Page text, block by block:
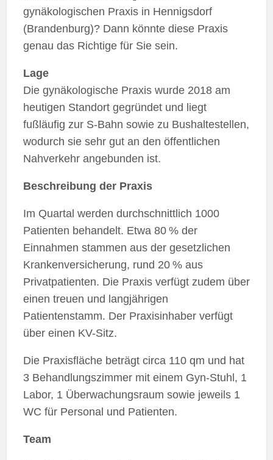
gynäkologischen Praxis in Hennigsdorf
(Brandenburg)? Dann könnte diese Praxis
genau das Richtige für Sie sein.
Lage
Die gynäkologische Praxis wurde 2018 am
heutigen Standort gegründet und liegt
fußläufig zur S-Bahn sowie zu Bushaltestellen,
wodurch sie sehr gut an den öffentlichen
Nahverkehr angebunden ist.
Beschreibung der Praxis
Im Quartal werden durchschnittlich 1000
Patienten behandelt. Etwa 80 % der
Einnahmen stammen aus der gesetzlichen
Krankenversicherung, rund 20 % aus
Privatpatienten. Die Praxis verfügt zudem über
einen treuen und langjährigen
Patientenstamm. Der Praxisinhaber verfügt
über einen KV-Sitz.
Die Praxisfläche beträgt circa 110 qm und hat
3 Behandlungszimmer mit einem Gyn-Stuhl, 1
Labor, 1 Überwachungsraum sowie jeweils 1
WC für Personal und Patienten.
Team